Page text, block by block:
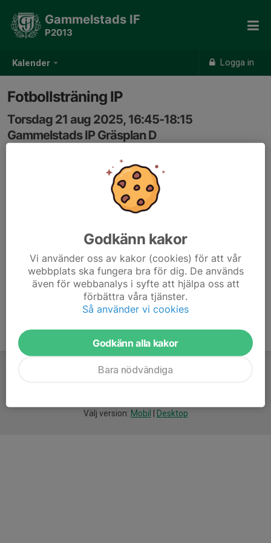
Kalender Logga in
Gammelstads IF
P2013
Fotbollsträning IP
Torsdag 21 aug 2025, 16:45-18:15
Gammelstads IP Gräsplan D
Välj version: Mobil Desktop
Godkänn kakor
Vi använder oss av kakor (cookies) för att vår
webbplats ska fungera bra för dig. De används
även för webbanalys i syfte att hjälpa oss att
förbättra våra tjänster.
Så använder vi cookies
Godkänn alla kakor
Bara nödvändiga